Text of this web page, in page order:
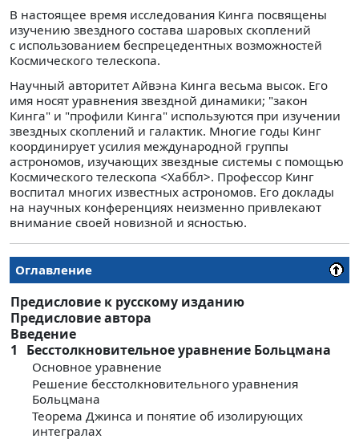
В настоящее время исследования Кинга посвящены
изучению звездного состава шаровых скоплений
с использованием беспрецедентных возможностей
Космического телескопа.
Научный авторитет Айвэна Кинга весьма высок. Его
имя носят уравнения звездной динамики; "закон
Кинга" и "профили Кинга" используются при изучении
звездных скоплений и галактик. Многие годы Кинг
координирует усилия международной группы
астрономов, изучающих звездные системы с помощью
Космического телескопа <Хаббл>. Профессор Кинг
воспитал многих известных астрономов. Его доклады
на научных конференциях неизменно привлекают
внимание своей новизной и ясностью.
Оглавление
Предисловие к русскому изданию
Предисловие автора
Введение
1
Бесстолкновительное уравнение Больцмана
Основное уравнение
Решение бесстолкновительного уравнения
Больцмана
Теорема Джинса и понятие об изолирующих
интегралах